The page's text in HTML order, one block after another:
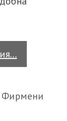
купувате
от
Фирмени